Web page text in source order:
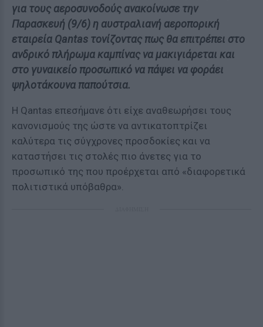
για τους αεροσυνοδούς ανακοίνωσε την
Παρασκευή (9/6) η αυστραλιανή αεροπορική
εταιρεία Qantas τονίζοντας πως θα επιτρέπει στο
ανδρικό πλήρωμα καμπίνας να μακιγιάρεται και
στο γυναικείο προσωπικό να πάψει να φοράει
ψηλοτάκουνα παπούτσια.
Η Qantas επεσήμανε ότι είχε αναθεωρήσει τους
κανονισμούς της ώστε να αντικατοπτρίζει
καλύτερα τις σύγχρονες προσδοκίες και να
καταστήσει τις στολές πιο άνετες για το
προσωπικό της που προέρχεται από «διαφορετικά
πολιτιστικά υπόβαθρα».